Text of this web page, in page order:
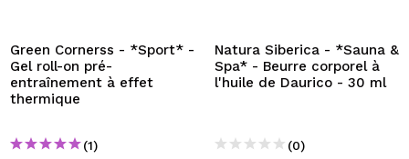
Green Cornerss - *Sport* -
Gel roll-on pré-
entraînement à effet
thermique
(1)
Natura Siberica - *Sauna &
Spa* - Beurre corporel à
l'huile de Daurico - 30 ml
(0)